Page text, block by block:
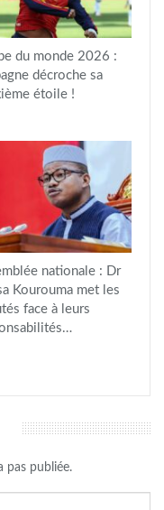
du monde 2026 :
décroche sa
étoile !
nationale : Dr
Kourouma met les
face à leurs
pas publiée.